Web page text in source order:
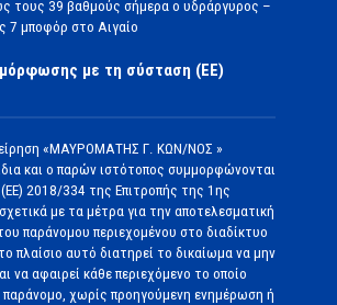
τους 39 βαθμούς σήμερα ο υδράργυρος –
7 μποφόρ στο Αιγαίο
με τη σύσταση (ΕΕ)
«ΜΑΥΡΟΜΑΤΗΣ Γ. ΚΩΝ/ΝΟΣ »
και ο παρών ιστότοπος συμμορφώνονται
2018/334 της Επιτροπής της 1ης
με τα μέτρα για την αποτελεσματική
παράνομου περιεχομένου στο διαδίκτυο
πλαίσιο αυτό διατηρεί το δικαίωμα να μην
να αφαιρεί κάθε περιεχόμενο το οποίο
παράνομο, χωρίς προηγούμενη ενημέρωση ή